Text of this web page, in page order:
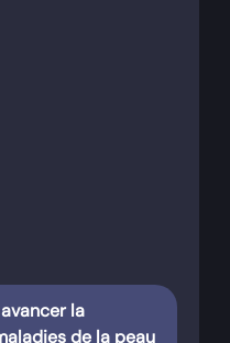
la
de la peau